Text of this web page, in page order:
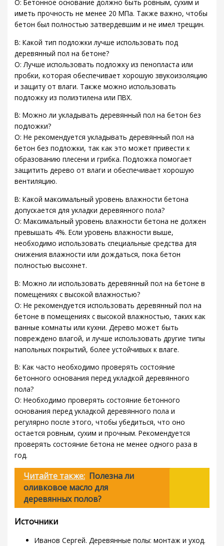
О: Бетонное основание должно быть ровным, сухим и
иметь прочность не менее 20 МПа. Также важно, чтобы
бетон был полностью затвердевшим и не имел трещин.
В: Какой тип подложки лучше использовать под
деревянный пол на бетоне?
О: Лучше использовать подложку из пенопласта или
пробки, которая обеспечивает хорошую звукоизоляцию
и защиту от влаги. Также можно использовать
подложку из полиэтилена или ПВХ.
В: Можно ли укладывать деревянный пол на бетон без
подложки?
О: Не рекомендуется укладывать деревянный пол на
бетон без подложки, так как это может привести к
образованию плесени и грибка. Подложка помогает
защитить дерево от влаги и обеспечивает хорошую
вентиляцию.
В: Какой максимальный уровень влажности бетона
допускается для укладки деревянного пола?
О: Максимальный уровень влажности бетона не должен
превышать 4%. Если уровень влажности выше,
необходимо использовать специальные средства для
снижения влажности или дождаться, пока бетон
полностью высохнет.
В: Можно ли использовать деревянный пол на бетоне в
помещениях с высокой влажностью?
О: Не рекомендуется использовать деревянный пол на
бетоне в помещениях с высокой влажностью, таких как
ванные комнаты или кухни. Дерево может быть
повреждено влагой, и лучше использовать другие типы
напольных покрытий, более устойчивых к влаге.
В: Как часто необходимо проверять состояние
бетонного основания перед укладкой деревянного
пола?
О: Необходимо проверять состояние бетонного
основания перед укладкой деревянного пола и
регулярно после этого, чтобы убедиться, что оно
остается ровным, сухим и прочным. Рекомендуется
проверять состояние бетона не менее одного раза в
год.
Читайте также: Полезна ли
оливковое масло для
деревянных полов?
Источники
Иванов Сергей. Деревянные полы: монтаж и уход.